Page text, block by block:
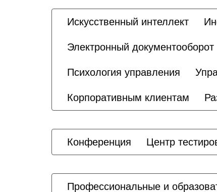
Искусственный интеллект
Электронный документооборот
Психология управления
Корпоративным клиентам
Конференция Центр
Профессиональные и